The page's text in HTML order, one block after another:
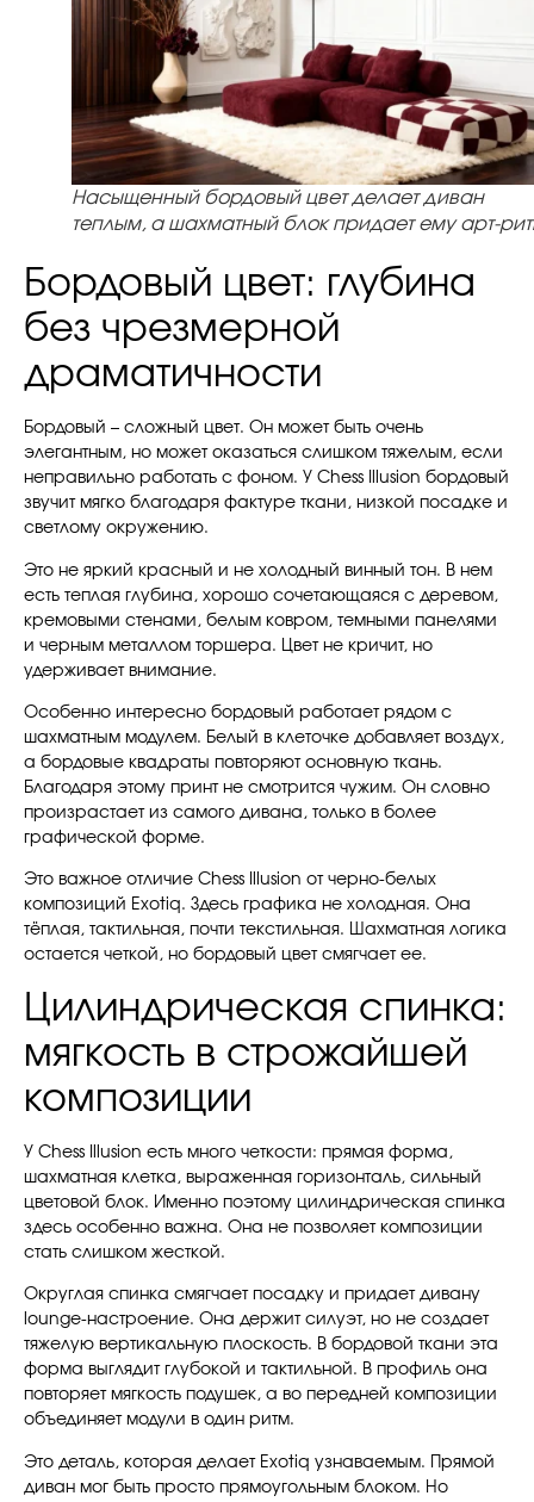
Насыщенный бордовый цвет делает диван
теплым, а шахматный блок придает ему арт-
Бордовый цвет: глубина
без чрезмерной
драматичности
Бордовый – сложный цвет. Он может быть очень
элегантным, но может оказаться слишком тяжелым, если
неправильно работать с фоном. У Chess Illusion бордовый
звучит мягко благодаря фактуре ткани, низкой посадке и
светлому окружению.
Это не яркий красный и не холодный винный тон. В нем
есть теплая глубина, хорошо сочетающаяся с деревом,
кремовыми стенами, белым ковром, темными панелями
и черным металлом торшера. Цвет не кричит, но
удерживает внимание.
Особенно интересно бордовый работает рядом с
шахматным модулем. Белый в клеточке добавляет воздух,
а бордовые квадраты повторяют основную ткань.
Благодаря этому принт не смотрится чужим. Он словно
произрастает из самого дивана, только в более
графической форме.
Это важное отличие Chess Illusion от черно-белых
композиций Exotiq. Здесь графика не холодная. Она
тёплая, тактильная, почти текстильная. Шахматная логика
остается четкой, но бордовый цвет смягчает ее.
Цилиндрическая спинка:
мягкость в строжайшей
композиции
У Chess Illusion есть много четкости: прямая форма,
шахматная клетка, выраженная горизонталь, сильный
цветовой блок. Именно поэтому цилиндрическая спинка
здесь особенно важна. Она не позволяет композиции
стать слишком жесткой.
Округлая спинка смягчает посадку и придает дивану
lounge-настроение. Она держит силуэт, но не создает
тяжелую вертикальную плоскость. В бордовой ткани эта
форма выглядит глубокой и тактильной. В профиль она
повторяет мягкость подушек, а во передней композиции
объединяет модули в один ритм.
Это деталь, которая делает Exotiq узнаваемым. Прямой
диван мог быть просто прямоугольным блоком. Но